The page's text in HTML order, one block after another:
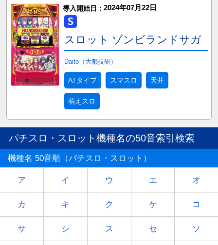
導入開始日： 2024年07月22日
スロット ゾンビランドサガ
Daito（大都技研）
ATタイプ スマスロ 天井
萌えスロ
パチスロ・スロット機種名の50音索引検索
機種名 50音順（パチスロ・スロット）
ア イ ウ エ オ
カ キ ク ケ コ
サ シ ス セ ソ